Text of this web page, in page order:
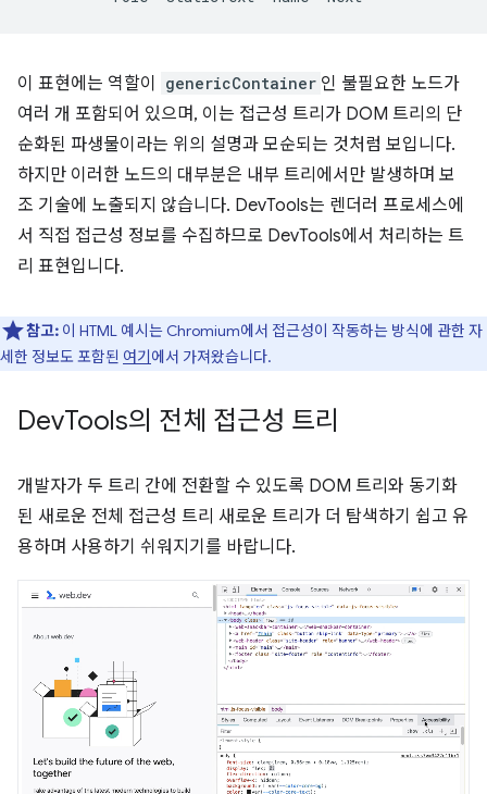
이 표현에는 역할이 genericContainer 인 불필요한 노드가
여러 개 포함되어 있으며, 이는 접근성 트리가 DOM 트리의 단
순화된 파생물이라는 위의 설명과 모순되는 것처럼 보입니다.
하지만 이러한 노드의 대부분은 내부 트리에서만 발생하며 보
조 기술에 노출되지 않습니다. DevTools는 렌더러 프로세스에
서 직접 접근성 정보를 수집하므로 DevTools에서 처리하는 트
리 표현입니다.
참고: 이 HTML 예시는 Chromium에서 접근성이 작동하는 방식에 관한 자
세한 정보도 포함된 여기 에서 가져왔습니다.
DevTools의 전체 접근성 트리
개발자가 두 트리 간에 전환할 수 있도록 DOM 트리와 동기화
된 새로운 전체 접근성 트리 새로운 트리가 더 탐색하기 쉽고 유
용하며 사용하기 쉬워지기를 바랍니다.